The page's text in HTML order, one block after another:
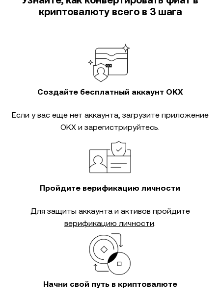
криптовалюту всего в 3 шага
Создайте бесплатный аккаунт OKX
Если у вас еще нет аккаунта, загрузите приложение
OKX и зарегистрируйтесь.
Пройдите верификацию личности
Для защиты аккаунта и активов пройдите
верификацию личности.
Начни свой путь в криптовалюте